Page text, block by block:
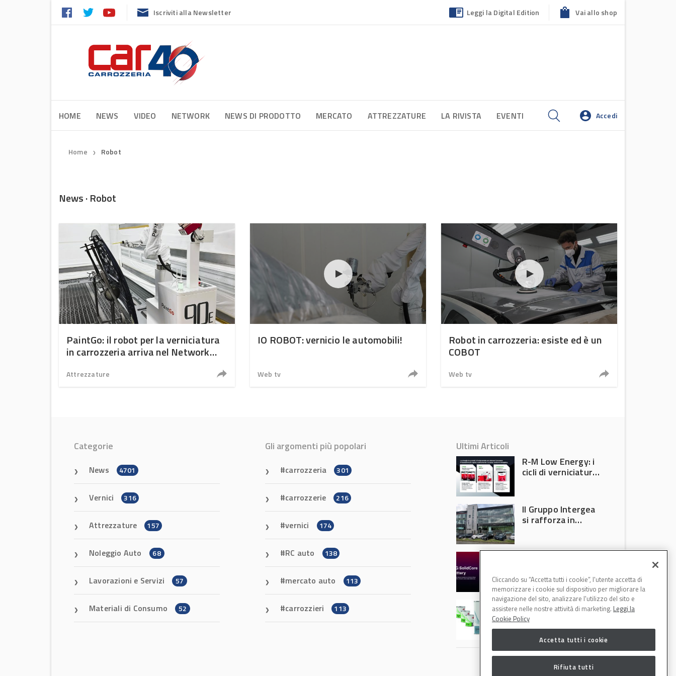
Iscriviti alla Newsletter Leggi la Digital Edition Vai allo shop
HOME NEWS VIDEO NETWORK NEWS DI PRODOTTO MERCATO ATTREZZATURE LA RIVISTA EVENTI Accedi
Home ❯ Robot
News · Robot
PaintGo: il robot per la verniciatura
in carrozzeria arriva nel Network
Car Color
Attrezzature
IO ROBOT: vernicio le automobili!
Web tv
Robot in carrozzeria: esiste ed è un
COBOT
Web tv
Categorie
News 4701
Vernici 316
Attrezzature 157
Noleggio Auto 68
Lavorazioni e Servizi 57
Materiali di Consumo 52
Gli argomenti più popolari
carrozzeria 301
carrozzerie 216
vernici 174
RC auto 138
mercato auto 113
carrozzieri 113
Ultimi Articoli
R-M Low Energy: i
cicli di verniciatura
tempi e costi in
carrozzeria
Il Gruppo Intergea
si rafforza in
tecnologia che
potrebbe
accelerare la
rivoluzione
dell’auto elettrica
Speciale Low
Energy: axalta Fast
Cure Low Energy: la
tecnologia che
energetici e
aumenta la
Cliccando su “Accetta tutti i cookie”, l'utente accetta di
memorizzare i cookie sul dispositivo per migliorare la
navigazione del sito, analizzare l'utilizzo del sito e
assistere nelle nostre attività di marketing. Leggi la
Cookie Policy
Accetta tutti i cookie
Rifiuta tutti